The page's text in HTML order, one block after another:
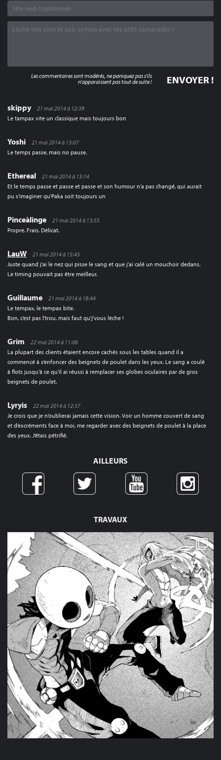
TRAVAUX
skippy
21 mai 2014 à 12:39
Le tampax vite un classique mais toujours bon
Yoshi
21 mai 2014 à 13:07
Le temps passe, mais no pause.
Ethereal
21 mai 2014 à 13:14
Et le temps passe et passe et passe et son humour n’a pas changé, qui aurait
pu s’imaginer qu’Paka soit toujours un
Pinceàlinge
21 mai 2014 à 13:55
Propre. Frais. Délicat.
LauW
21 mai 2014 à 15:45
Juste quand j’ai le nez qui pisse le sang et que j’ai calé un mouchoir dedans.
Le timing pouvait pas être meilleur.
Guillaume
21 mai 2014 à 18:44
Le tempax, le tempax bite.
Bon, c’est pas l’trou, mais faut qu’j’vous lèche !
Grim
22 mai 2014 à 11:06
La plupart des clients étaient encore cachés sous les tables quand il a
commencé à s’enfoncer des beignets de poulet dans les yeux. Le sang a coulé
à flots jusqu’à ce qu’il ai réussi à remplacer ses globes oculaires par de gros
beignets de poulet.
Lyryis
22 mai 2014 à 12:37
Je crois que je n’oublierai jamais cette vision. Voir un homme couvert de sang
et d’excréments face à moi, me regarder avec des beignets de poulet à la place
des yeux. J’étais pétrifié.
Les commentaires sont modérés, ne paniquez pas s'ils
n'apparaissent pas tout de suite !
AILLEURS